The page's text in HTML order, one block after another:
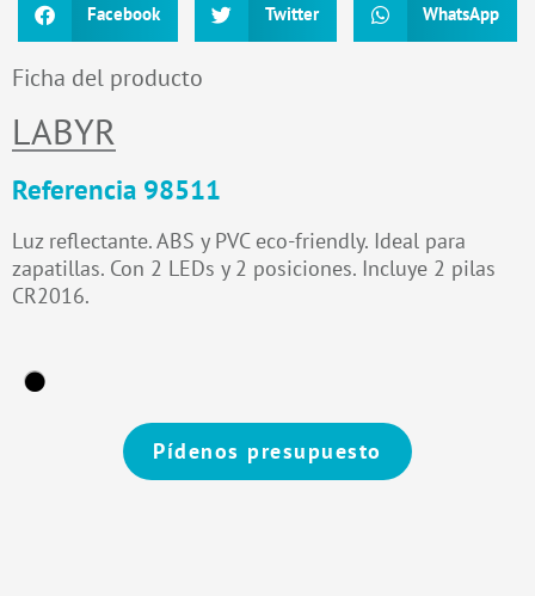
Facebook Twitter WhatsApp
Ficha del producto
LABYR
Referencia 98511
Luz reflectante. ABS y PVC eco-friendly. Ideal para
zapatillas. Con 2 LEDs y 2 posiciones. Incluye 2 pilas
CR2016.
Pídenos presupuesto